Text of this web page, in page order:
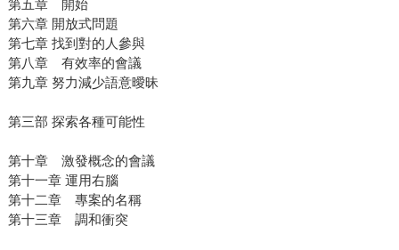
第五章 開始
第六章 開放式問題
第七章 找到對的人參與
第八章 有效率的會議
第九章 努力減少語意曖昧
第三部 探索各種可能性
第十章 激發概念的會議
第十一章 運用右腦
第十二章 專案的名稱
第十三章 調和衝突